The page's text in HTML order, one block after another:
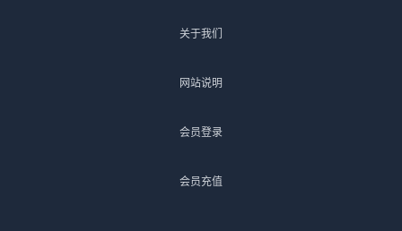
关于我们
网站说明
会员登录
会员充值